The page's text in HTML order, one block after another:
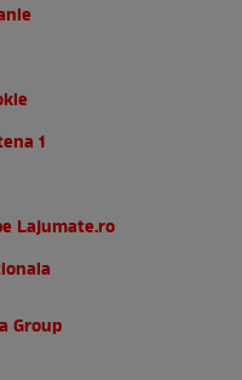
1
Lajumate.ro
Group